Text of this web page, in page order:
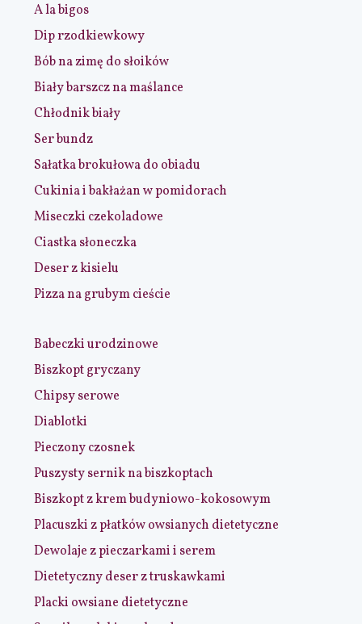
A la bigos
Dip rzodkiewkowy
Bób na zimę do słoików
Biały barszcz na maślance
Chłodnik biały
Ser bundz
Sałatka brokułowa do obiadu
Cukinia i bakłażan w pomidorach
Miseczki czekoladowe
Ciastka słoneczka
Deser z kisielu
Pizza na grubym cieście
Babeczki urodzinowe
Biszkopt gryczany
Chipsy serowe
Diablotki
Pieczony czosnek
Puszysty sernik na biszkoptach
Biszkopt z krem budyniowo-kokosowym
Placuszki z płatków owsianych dietetyczne
Dewolaje z pieczarkami i serem
Dietetyczny deser z truskawkami
Placki owsiane dietetyczne